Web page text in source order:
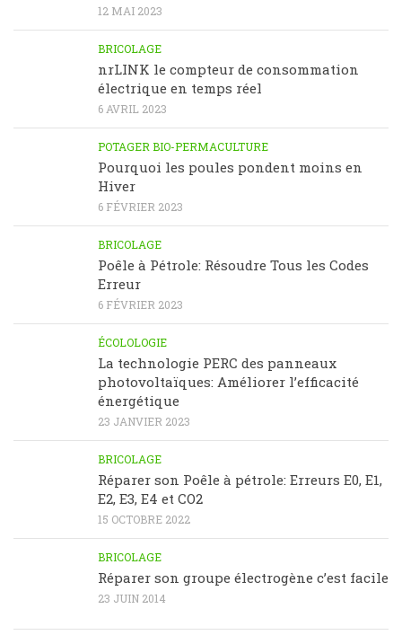
12 MAI 2023
BRICOLAGE
nrLINK le compteur de consommation
électrique en temps réel
6 AVRIL 2023
POTAGER BIO-PERMACULTURE
Pourquoi les poules pondent moins en
Hiver
6 FÉVRIER 2023
BRICOLAGE
Poêle à Pétrole: Résoudre Tous les Codes
Erreur
6 FÉVRIER 2023
ÉCOLOLOGIE
La technologie PERC des panneaux
photovoltaïques: Améliorer l’efficacité
énergétique
23 JANVIER 2023
BRICOLAGE
Réparer son Poêle à pétrole: Erreurs E0, E1,
E2, E3, E4 et CO2
15 OCTOBRE 2022
BRICOLAGE
Réparer son groupe électrogène c’est facile
23 JUIN 2014